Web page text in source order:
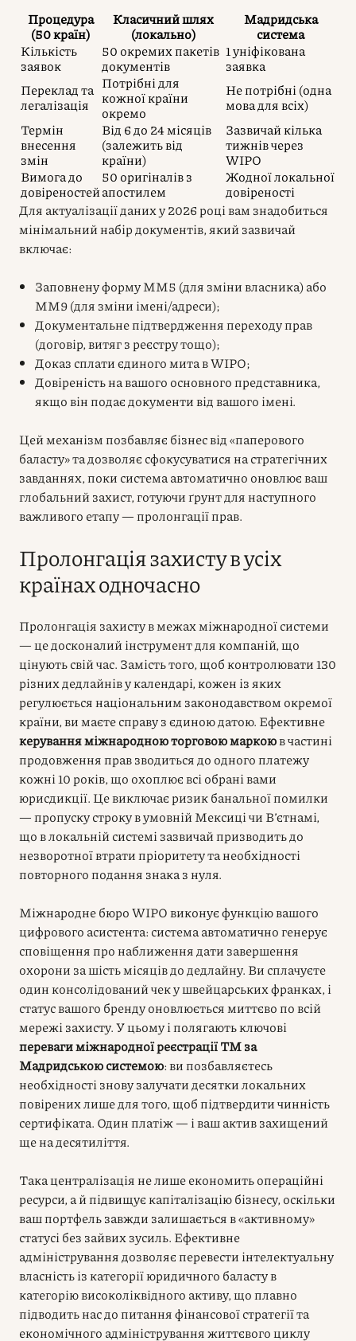
Процедура
(50 країн)
Класичний шлях
(локально)
Мадридська
система
Кількість
заявок
50 окремих пакетів
документів
1 уніфікована
заявка
Переклад та
легалізація
Потрібні для
кожної країни
окремо
Не потрібні (одна
мова для всіх)
Термін
внесення
змін
Від 6 до 24 місяців
(залежить від
країни)
Зазвичай кілька
тижнів через
WIPO
Вимога до
довіреностей
50 оригіналів з
апостилем
Жодної локальної
довіреності
Для актуалізації даних у 2026 році вам знадобиться
мінімальний набір документів, який зазвичай
включає:
Заповнену форму MM5 (для зміни власника) або
MM9 (для зміни імені/адреси);
Документальне підтвердження переходу прав
(договір, витяг з реєстру тощо);
Доказ сплати єдиного мита в WIPO;
Довіреність на вашого основного представника,
якщо він подає документи від вашого імені.
Цей механізм позбавляє бізнес від «паперового
баласту» та дозволяє сфокусуватися на стратегічних
завданнях, поки система автоматично оновлює ваш
глобальний захист, готуючи ґрунт для наступного
важливого етапу — пролонгації прав.
Пролонгація захисту в усіх
країнах одночасно
Пролонгація захисту в межах міжнародної системи
— це досконалий інструмент для компаній, що
цінують свій час. Замість того, щоб контролювати 130
різних дедлайнів у календарі, кожен із яких
регулюється національним законодавством окремої
країни, ви маєте справу з єдиною датою. Ефективне
керування міжнародною торговою маркоюв частині
продовження прав зводиться до одного платежу
кожні 10 років, що охоплює всі обрані вами
юрисдикції. Це виключає ризик банальної помилки
— пропуску строку в умовній Мексиці чи В’єтнамі,
що в локальній системі зазвичай призводить до
незворотної втрати пріоритету та необхідності
повторного подання знака з нуля.
Міжнародне бюро WIPO виконує функцію вашого
цифрового асистента: система автоматично генерує
сповіщення про наближення дати завершення
охорони за шість місяців до дедлайну. Ви сплачуєте
один консолідований чек у швейцарських франках, і
статус вашого бренду оновлюється миттєво по всій
мережі захисту. У цьому і полягають ключові
переваги міжнародної реєстрації ТМ за
Мадридською системою: ви позбавляєтесь
необхідності знову залучати десятки локальних
повірених лише для того, щоб підтвердити чинність
сертифіката. Один платіж — і ваш актив захищений
ще на десятиліття.
Така централізація не лише економить операційні
ресурси, а й підвищує капіталізацію бізнесу, оскільки
ваш портфель завжди залишається в «активному»
статусі без зайвих зусиль. Ефективне
адміністрування дозволяє перевести інтелектуальну
власність із категорії юридичного баласту в
категорію високоліквідного активу, що плавно
підводить нас до питання фінансової стратегії та
економічного адміністрування життєвого циклу